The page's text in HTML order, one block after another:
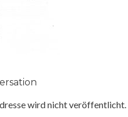
wird nicht veröffentlicht.